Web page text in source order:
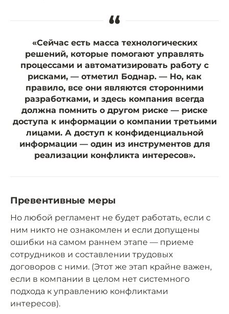
“
«Сейчас есть масса технологических
решений, которые помогают управлять
процессами и автоматизировать работу с
рисками, — отметил Боднар. — Но, как
правило, все они являются сторонними
разработками, и здесь компания всегда
должна помнить о другом риске — риске
доступа к информации о компании третьими
лицами. А доступ к конфиденциальной
информации — один из инструментов для
реализации конфликта интересов».
Превентивные меры
Но любой регламент не будет работать, если с
ним никто не ознакомлен и если допущены
ошибки на самом раннем этапе — приеме
сотрудников и составлении трудовых
договоров с ними. (Этот же этап крайне важен,
если в компании в целом нет системного
подхода к управлению конфликтами
интересов).